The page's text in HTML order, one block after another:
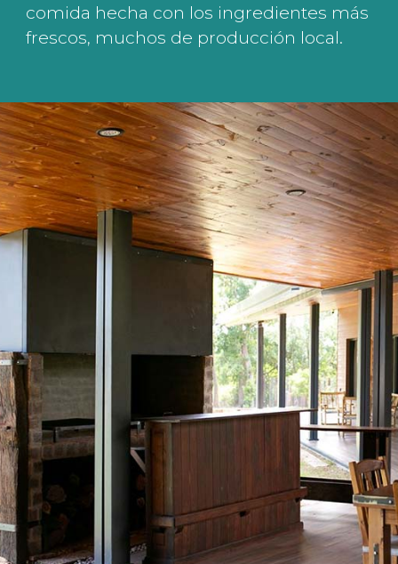
comida hecha con los ingredientes más
frescos, muchos de producción local.